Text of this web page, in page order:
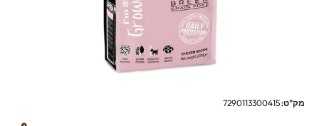
מק"ט:7290113300415